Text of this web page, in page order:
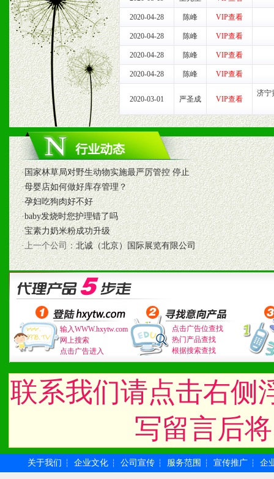
2020-04-28 陈峰 VIP查看
2020-04-28 陈峰 VIP查看
2020-04-28 陈峰 VIP查看
2020-04-28 陈峰 VIP查看
2020-03-01 严圣成 VIP查看
济宁
·国家林草局对野生动物实施最严厉管控 停止
·母婴店如何做好库存管理？
·孕妇吃狗肉好不好
·baby发烧时您护理错了吗
·宝素力奶米粉成功升级
·上一个公司：北诚（北京）国际展览有限公司
输入WWW.hxytw.com
网上搜索
点击广告进入
点击广告位查找
热门产品查找
根据搜索查找
联系我们请点击右侧
写留言后
关于我们 ┆ 企业文化 ┆ 公司宣传 ┆ 服务范围 ┆ 宣传推广 ┆ 企